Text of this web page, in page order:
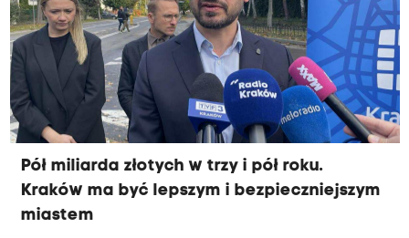
zamiast 90 złotych. "W innych miastach jest
drożej, jeśli chodzi o bilety miesięczne. Wpływy z
biletów pokrywają niecałe 40 procent kosztów
funkcjonowania komunikacji miejskiej" - mówił
prezydent Miszalski w porannej rozmowie Radia
Kraków. Projekt uchwały trafi do Rady Miasta. To
radni podejmą w najbliższych tygodniach
ostateczną decyzję co do podwyżek. Jeśli się na
nie zgodzą, zmiany wejdą w życie w marcu
Pół miliarda złotych w trzy i pół roku.
Kraków ma być lepszym i bezpieczniejszym
miastem